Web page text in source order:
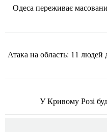
Одеса переживає
Атака на область: 11 людей
У Кривому Розі